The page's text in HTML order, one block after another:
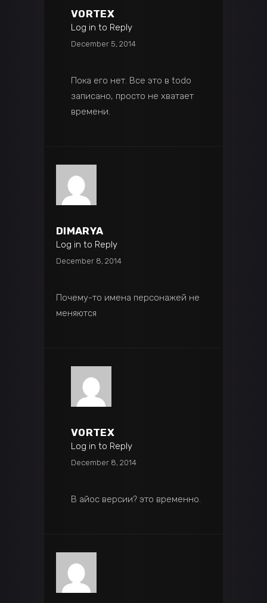
VORTEX
Log in to Reply
December 5, 2014
Пока его нет. Все это в todo
записано, просто не хватает
времени.
DIMARYA
Log in to Reply
December 8, 2014
Почему-то имена персонажей не
меняются
VORTEX
Log in to Reply
December 8, 2014
В айос версии? это временно.